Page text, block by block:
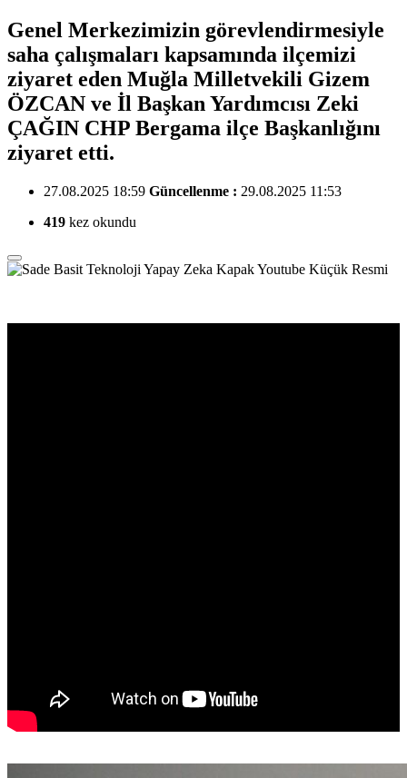
Genel Merkezimizin görevlendirmesiyle
saha çalışmaları kapsamında ilçemizi
ziyaret eden Muğla Milletvekili Gizem
ÖZCAN ve İl Başkan Yardımcısı Zeki
ÇAĞIN CHP Bergama ilçe Başkanlığını
ziyaret etti.
27.08.2025 18:59 Güncellenme : 29.08.2025 11:53
419 kez okundu